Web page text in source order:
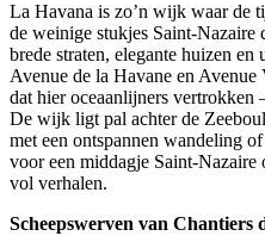
La Havana is zo’n wijk waar de
de weinige stukjes Saint-Nazaire
brede straten, elegante huizen en
Avenue de la Havane en
dat hier oceaanlijners vertrokken
De wijk ligt pal achter de
met een ontspannen wandeling
voor een middagje Saint-Nazaire
vol verhalen.
Scheepswerven van Chantiers